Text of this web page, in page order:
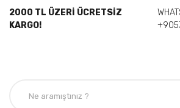
2000 TL ÜZERİ ÜCRETSİZ
KARGO!